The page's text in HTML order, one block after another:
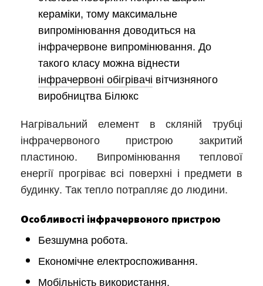
кераміки, тому максимальне
випромінювання доводиться на
інфрачервоне випромінювання. До
такого класу можна віднести
інфрачервоні обігрівачі вітчизняного
виробництва Білюкс
Нагрівальний елемент в скляній трубці
інфрачервоного пристрою закритий
пластиною. Випромінювання теплової
енергії прогріває всі поверхні і предмети в
будинку. Так тепло потрапляє до людини.
Особливості інфрачервоного пристрою
Безшумна робота.
Економічне електроспоживання.
Мобільність використання.